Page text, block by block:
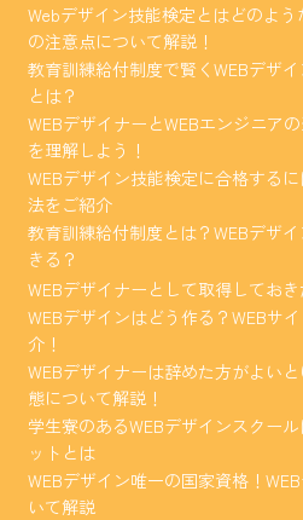
Webデザイン技能検定とはどのよ
の注意点について解説！
教育訓練給付制度で賢くWEBデザ
とは？
WEBデザイナーとWEBエンジニア
を理解しよう！
WEBデザイン技能検定に合格する
法をご紹介
教育訓練給付制度とは？WEBデザ
きる？
WEBデザイナーとして取得してお
WEBデザインはどう作る？WEBサ
介！
WEBデザイナーは辞めた方がよい
態について解説！
学生寮のあるWEBデザインスクー
ットとは
WEBデザイン唯一の国家資格！
いて解説